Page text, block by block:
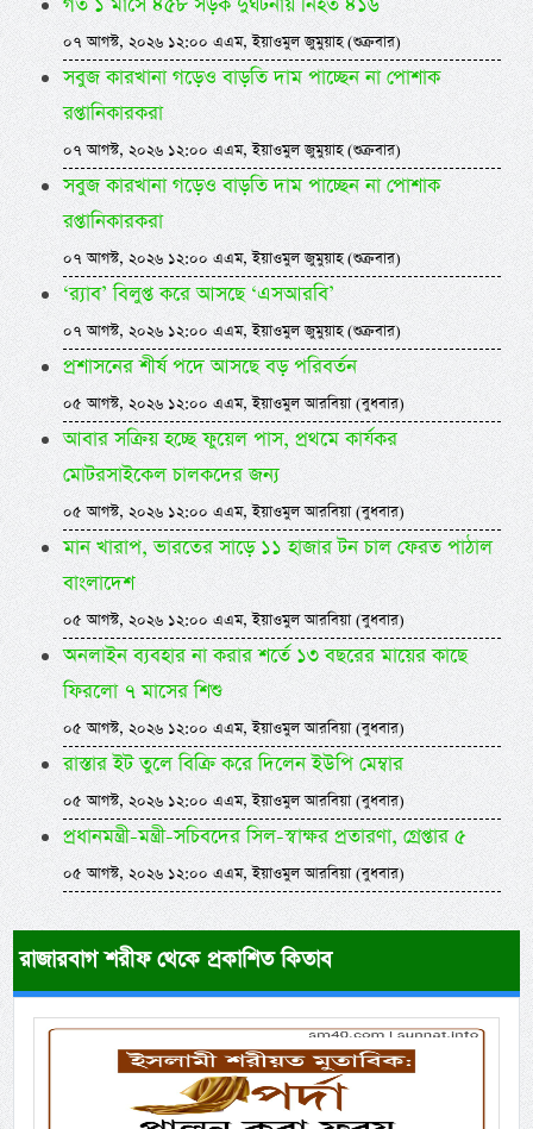
০৭ আগস্ট, ২০২৬ ১২:০০ এএম, ইয়াওমুল জুমুয়াহ (শুক্রবার)
সবুজ কারখানা গড়েও বাড়তি দাম পাচ্ছেন না পোশাক
রপ্তানিকারকরা
০৭ আগস্ট, ২০২৬ ১২:০০ এএম, ইয়াওমুল জুমুয়াহ (শুক্রবার)
সবুজ কারখানা গড়েও বাড়তি দাম পাচ্ছেন না পোশাক
রপ্তানিকারকরা
০৭ আগস্ট, ২০২৬ ১২:০০ এএম, ইয়াওমুল জুমুয়াহ (শুক্রবার)
‘র‍্যাব’ বিলুপ্ত করে আসছে ‘এসআরবি’
০৭ আগস্ট, ২০২৬ ১২:০০ এএম, ইয়াওমুল জুমুয়াহ (শুক্রবার)
প্রশাসনের শীর্ষ পদে আসছে বড় পরিবর্তন
০৫ আগস্ট, ২০২৬ ১২:০০ এএম, ইয়াওমুল আরবিয়া (বুধবার)
আবার সক্রিয় হচ্ছে ফুয়েল পাস, প্রথমে কার্যকর
মোটরসাইকেল চালকদের জন্য
০৫ আগস্ট, ২০২৬ ১২:০০ এএম, ইয়াওমুল আরবিয়া (বুধবার)
মান খারাপ, ভারতের সাড়ে ১১ হাজার টন চাল ফেরত পাঠাল
বাংলাদেশ
০৫ আগস্ট, ২০২৬ ১২:০০ এএম, ইয়াওমুল আরবিয়া (বুধবার)
অনলাইন ব্যবহার না করার শর্তে ১৩ বছরের মায়ের কাছে
ফিরলো ৭ মাসের শিশু
০৫ আগস্ট, ২০২৬ ১২:০০ এএম, ইয়াওমুল আরবিয়া (বুধবার)
রাস্তার ইট তুলে বিক্রি করে দিলেন ইউপি মেম্বার
০৫ আগস্ট, ২০২৬ ১২:০০ এএম, ইয়াওমুল আরবিয়া (বুধবার)
প্রধানমন্ত্রী-মন্ত্রী-সচিবদের সিল-স্বাক্ষর প্রতারণা, গ্রেপ্তার ৫
০৫ আগস্ট, ২০২৬ ১২:০০ এএম, ইয়াওমুল আরবিয়া (বুধবার)
রাজারবাগ শরীফ থেকে প্রকাশিত কিতাব